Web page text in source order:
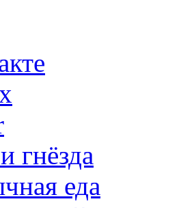
гнёзда
еда